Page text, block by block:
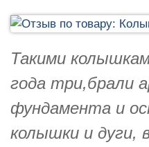
Такими
года три,брали
фундамента и
колышки и дуги,